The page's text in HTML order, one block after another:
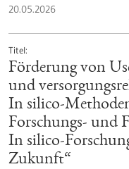
20.05.2026
Titel
Förderung von
und
In silico-
Forschungs- und
In silico-
Zukunft“